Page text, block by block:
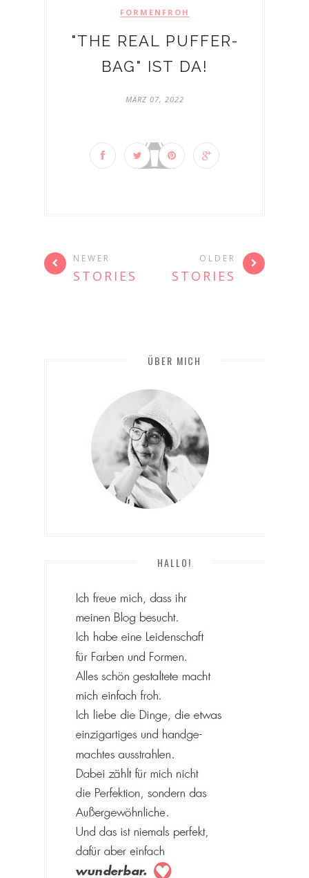
FORMENFROH
"THE REAL PUFFER-
BAG" IST DA!
MÄRZ 07, 2022
NEWER
STORIES
OLDER
STORIES
ÜBER MICH
HALLO!